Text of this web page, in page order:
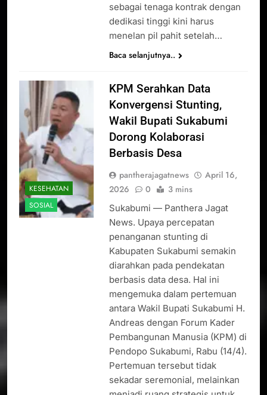
sebagai tenaga kontrak dengan
dedikasi tinggi kini harus
menelan pil pahit setelah…
Baca selanjutnya..
KESEHATAN
SOSIAL
KPM Serahkan Data
Konvergensi Stunting,
Wakil Bupati Sukabumi
Dorong Kolaborasi
Berbasis Desa
pantherajagatnews
April 16,
2026
0 3 mins
Sukabumi — Panthera Jagat
News. Upaya percepatan
penanganan stunting di
Kabupaten Sukabumi semakin
diarahkan pada pendekatan
berbasis data desa. Hal ini
mengemuka dalam pertemuan
antara Wakil Bupati Sukabumi H.
Andreas dengan Forum Kader
Pembangunan Manusia (KPM) di
Pendopo Sukabumi, Rabu (14/4).
Pertemuan tersebut tidak
sekadar seremonial, melainkan